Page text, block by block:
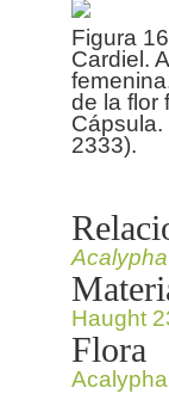
Figura
Cardiel.
de la flor
Cápsula.
2333).
Acalypha
Haught
Flora